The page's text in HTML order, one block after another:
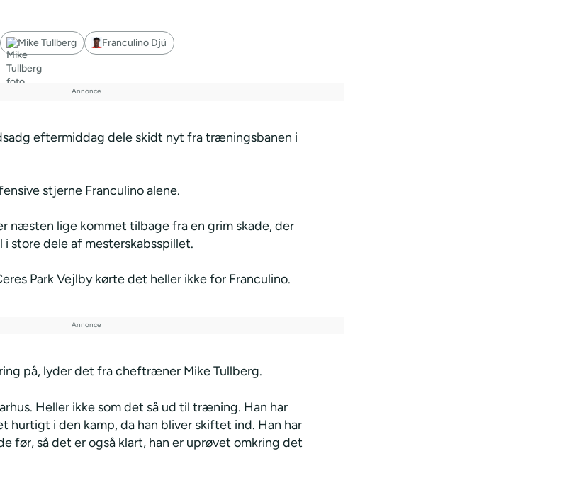
Mike Tullberg Franculino Djú
eftermiddag dele skidt nyt fra træningsbanen i
stjerne Franculino alene.
næsten lige kommet tilbage fra en grim skade, der
i store dele af mesterskabsspillet.
Park Vejlby kørte det heller ikke for Franculino.
på, lyder det fra cheftræner Mike Tullberg.
Heller ikke som det så ud til træning. Han har
hurtigt i den kamp, da han bliver skiftet ind. Han har
før, så det er også klart, han er uprøvet omkring det